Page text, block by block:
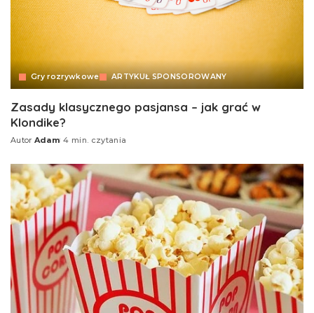
Gry rozrywkowe ARTYKUŁ SPONSOROWANY
Zasady klasycznego pasjansa – jak grać w
Klondike?
Autor Adam 4 min. czytania